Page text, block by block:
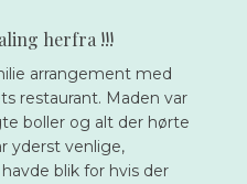
herfra !!!
arrangement med
restaurant. Maden var
boller og alt der hørte
yderst venlige,
blik for hvis der